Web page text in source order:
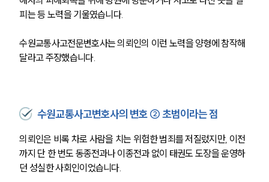
피는 등 노력을 기울였습니다.
수원교통사고전문변호사는 의뢰인의 이런 노력을 양형에 참작해
달라고 주장했습니다.
수원교통사고변호사의 변호 ② 초범이라는 점
의뢰인은 비록 차로 사람을 치는 위험한 범죄를 저질렀지만, 이전
까지 단 한 번도 동종전과나 이종전과 없이 태권도 도장을 운영하
던 성실한 사회인이었습니다.